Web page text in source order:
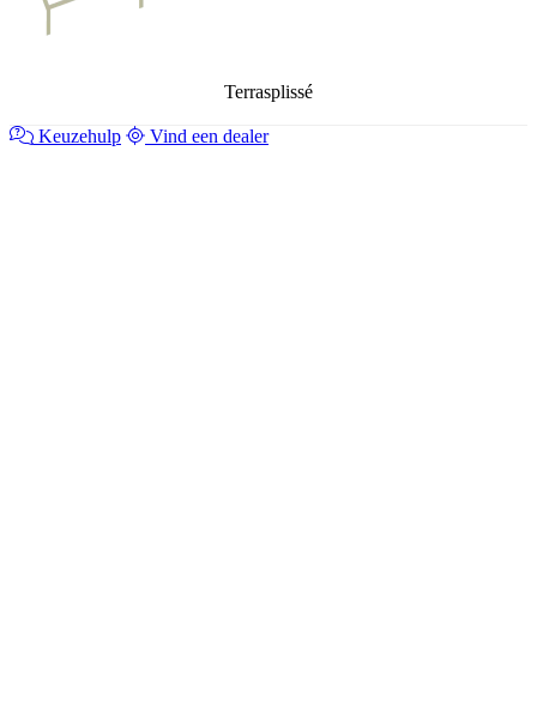
Terrasplissé
Keuzehulp Vind een dealer